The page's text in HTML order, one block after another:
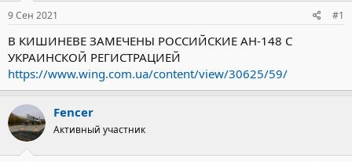
е
м
ы
л
а
9 Сен 2021 #1
В КИШИНЕВЕ ЗАМЕЧЕНЫ РОССИЙСКИЕ АН-148 С
УКРАИНСКОЙ РЕГИСТРАЦИЕЙ
https://www.wing.com.ua/content/view/30625/59/
Fencer
Активный участник